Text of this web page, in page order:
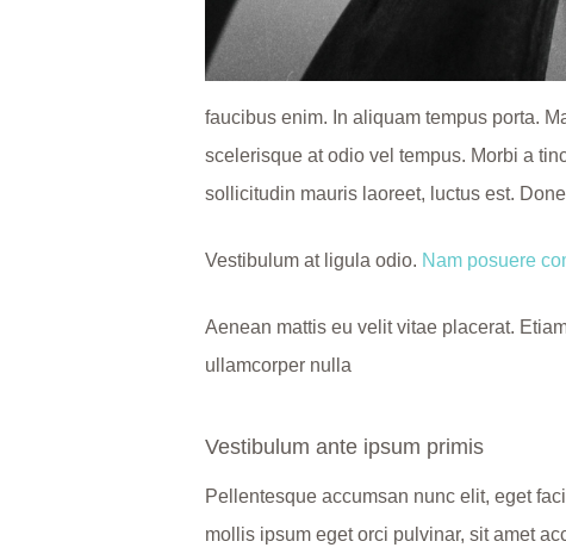
faucibus enim. In aliquam tempus porta.
scelerisque at odio vel tempus. Morbi a
sollicitudin mauris laoreet, luctus est.
Vestibulum at ligula odio. Nam posuere
Aenean mattis eu velit vitae placerat.
ullamcorper nulla
Vestibulum ante ipsum primis
Pellentesque accumsan nunc elit, eget
mollis ipsum eget orci pulvinar, sit amet